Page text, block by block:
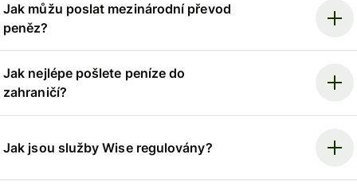
Jak můžu poslat mezinárodní převod
peněz?
Jak nejlépe pošlete peníze do
zahraničí?
Jak jsou služby Wise regulovány?